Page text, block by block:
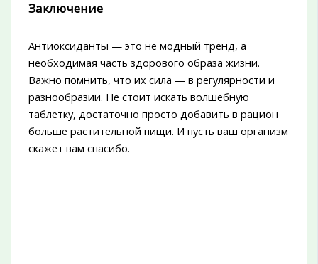
Заключение
Антиоксиданты — это не модный тренд, а
необходимая часть здорового образа жизни.
Важно помнить, что их сила — в регулярности и
разнообразии. Не стоит искать волшебную
таблетку, достаточно просто добавить в рацион
больше растительной пищи. И пусть ваш организм
скажет вам спасибо.